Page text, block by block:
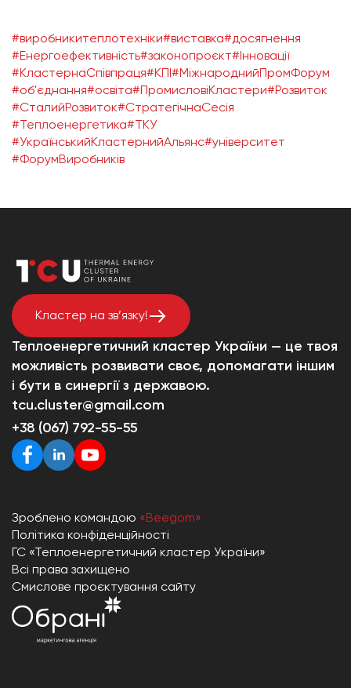
#виробникитеплотехніки#виставка#досягнення
#Енергоефективність#законопроєкт#Інновації
#КластернаСпівпраця#КПІ #МіжнароднийПромФорум
#об'єднання#освіта#ПромисловіКластери#Розвиток
#СталийРозвиток#СтратегічнаСесія
#Теплоенергетика#ТКУ
#УкраїнськийКластернийАльянс#університет
#ФорумВиробників
Кластер на зв’язку!
Теплоенергетичний кластер України — це твоя
можливість розвивати своє, допомагати іншим
і бути в синергії з державою.
tcu.cluster@gmail.com
+38 (067) 792-55-55
Зроблено командою «Beegom»
Політика конфіденційності
ГС «Теплоенергетичний кластер України»
Всі права захищено
Смислове проєктування сайту